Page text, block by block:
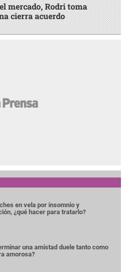
mercado, Rodri toma
cierra acuerdo
en vela por insomnio y
¿qué hacer para tratarlo?
una amistad duele tanto como
amorosa?